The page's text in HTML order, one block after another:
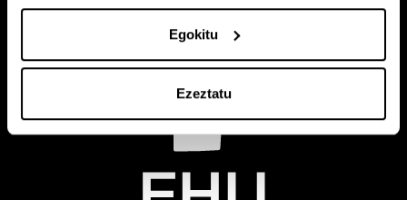
Egokitu
Ezeztatu